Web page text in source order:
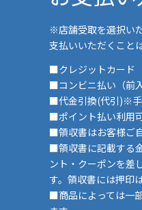
※店舗受取を選択い
支払いいただくこと
■クレジットカード
■コンビニ払い（前入
■代金引換(代引)※手
■ポイント払い利用
■領収書はお客様ご
■領収書に記載する
ント・クーポンを差
す。領収書には押印
■商品によっては一